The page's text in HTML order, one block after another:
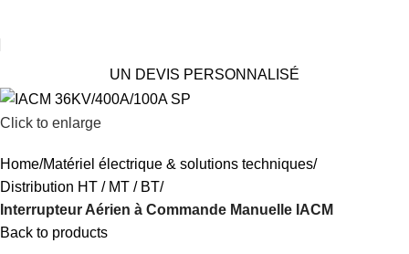
UN DEVIS PERSONNALISÉ
Click to enlarge
Home Matériel électrique & solutions techniques
Distribution HT / MT / BT
Interrupteur Aérien à Commande Manuelle IACM
Back to products